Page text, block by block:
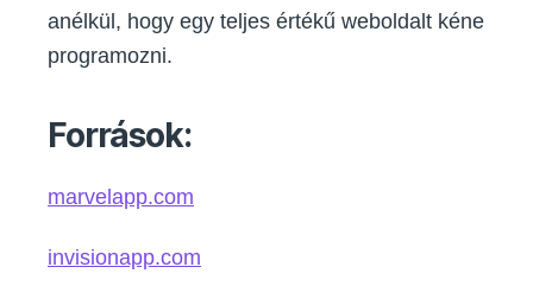
anélkül, hogy egy teljes értékű weboldalt kéne
programozni.
Források:
marvelapp.com
invisionapp.com